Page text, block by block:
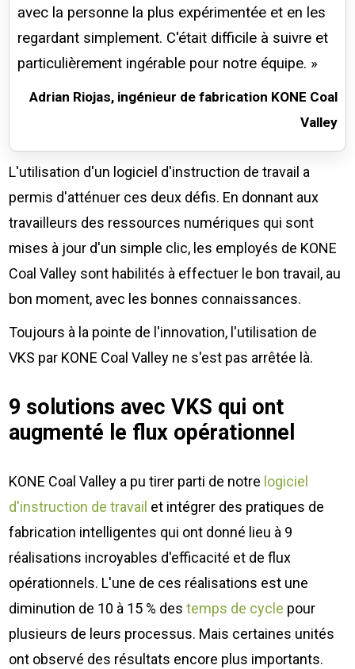
avec la personne la plus expérimentée et en les
regardant simplement. C'était difficile à suivre et
particulièrement ingérable pour notre équipe. »
Adrian Riojas, ingénieur de fabrication KONE Coal
Valley
L'utilisation d'un logiciel d'instruction de travail a
permis d'atténuer ces deux défis. En donnant aux
travailleurs des ressources numériques qui sont
mises à jour d'un simple clic, les employés de KONE
Coal Valley sont habilités à effectuer le bon travail, au
bon moment, avec les bonnes connaissances.
Toujours à la pointe de l'innovation, l'utilisation de
VKS par KONE Coal Valley ne s'est pas arrêtée là.
9 solutions avec VKS qui ont
augmenté le flux opérationnel
KONE Coal Valley a pu tirer parti de notre logiciel
d'instruction de travail et intégrer des pratiques de
fabrication intelligentes qui ont donné lieu à 9
réalisations incroyables d'efficacité et de flux
opérationnels. L'une de ces réalisations est une
diminution de 10 à 15 % destemps de cycle pour
plusieurs de leurs processus. Mais certaines unités
ont observé des résultats encore plus importants.